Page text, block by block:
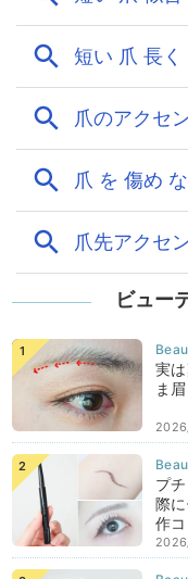
ビュー
実
ま
プ
際
作